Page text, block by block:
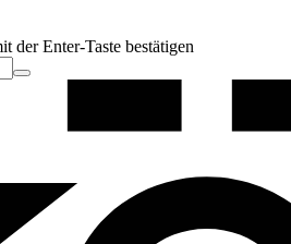
der Enter-Taste bestätigen